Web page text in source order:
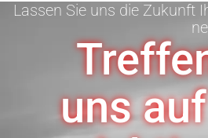
Lassen Sie uns die Zukunft
uns